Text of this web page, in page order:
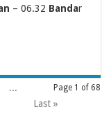
– 06.32 Bandar
Page 1 of 68
...
Last »